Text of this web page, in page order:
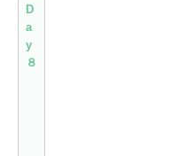
D
a
y
８